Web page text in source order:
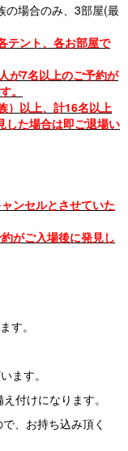
の場合のみ、3部屋(最
テント、各お部屋で
が7名以上のご予約が
。
）以上、計16名以上
した場合は即ご退場い
ンセルとさせていた
がご入場後に発見し
す。
ます。
付けになります。
、お持ち込み頂く